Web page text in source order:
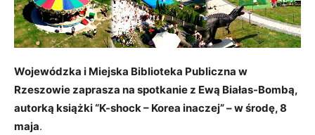
Wojewódzka i Miejska Biblioteka Publiczna w
Rzeszowie zaprasza na spotkanie z Ewą Białas-Bombą,
autorką książki “K-shock – Korea inaczej” – w środę, 8
maja.